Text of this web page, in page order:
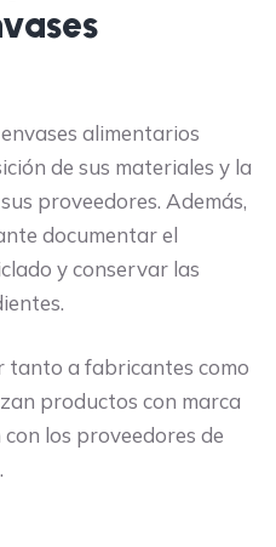
alimentarios
de sus materiales y la
proveedores. Además,
documentar el
y conservar las
tanto a fabricantes como
productos con marca
los proveedores de